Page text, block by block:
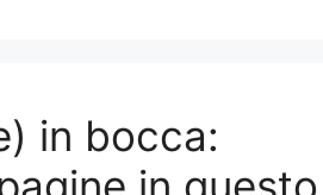
in bocca: